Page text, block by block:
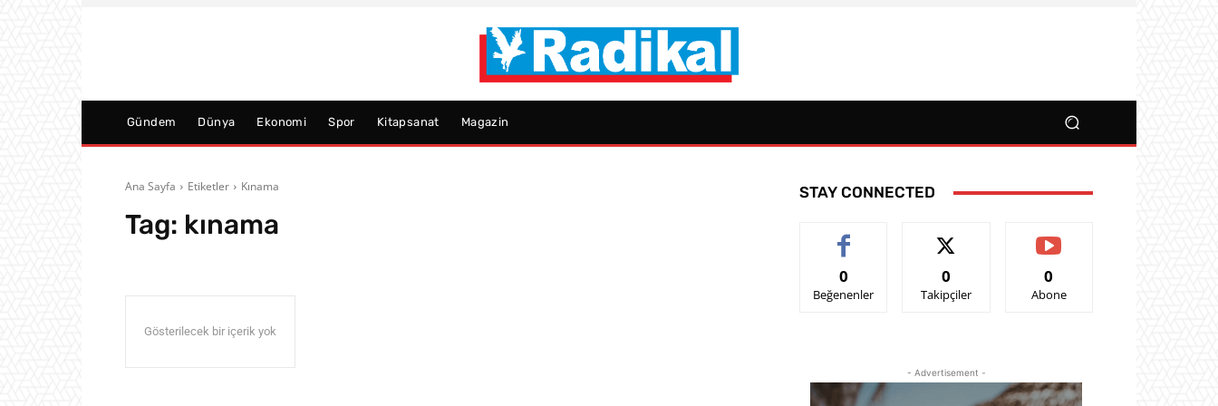
Gündem Dünya Ekonomi Spor Kitapsanat Magazin
Ana Sayfa Etiketler Kınama
Tag: kınama
Gösterilecek bir içerik yok
STAY CONNECTED
0
Beğenenler
0
Takipçiler
0
Abone
- Advertisement -